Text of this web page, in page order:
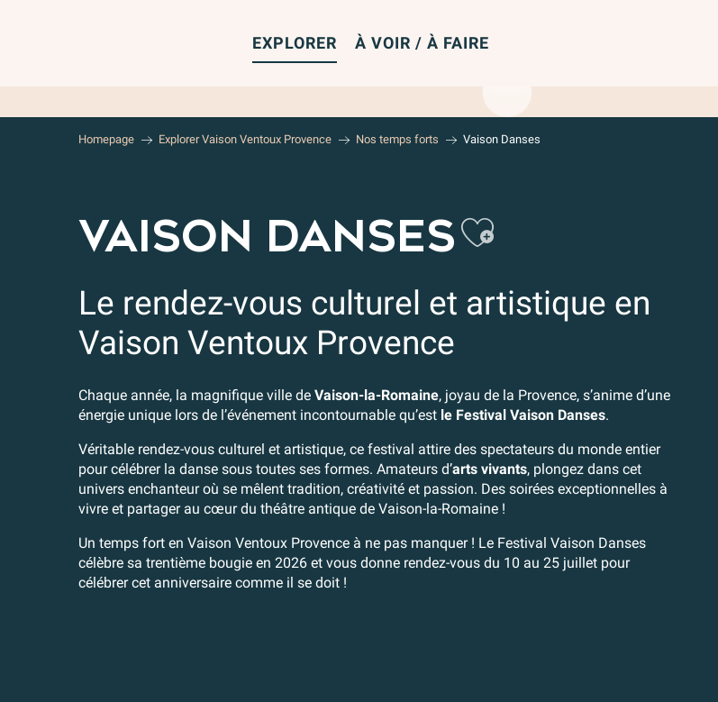
EXPLORER À VOIR / À FAIRE
Homepage Explorer Vaison Ventoux Provence Nos temps forts Vaison Danses
VAISON DANSESAjouter
Le rendez-vous culturel et artistique en
Vaison Ventoux Provence
Chaque année, la magnifique ville de Vaison-la-Romaine, joyau de la Provence, s’anime d’une
énergie unique lors de l’événement incontournable qu’est le Festival Vaison Danses.
Véritable rendez-vous culturel et artistique, ce festival attire des spectateurs du monde entier
pour célébrer la danse sous toutes ses formes. Amateurs d’arts vivants, plongez dans cet
univers enchanteur où se mêlent tradition, créativité et passion. Des soirées exceptionnelles à
vivre et partager au cœur du théâtre antique de Vaison-la-Romaine !
Un temps fort en Vaison Ventoux Provence à ne pas manquer ! Le Festival Vaison Danses
célèbre sa trentième bougie en 2026 et vous donne rendez-vous du 10 au 25 juillet pour
célébrer cet anniversaire comme il se doit !